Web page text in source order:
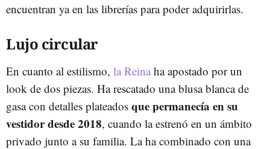
encuentran ya en las librerías para poder adquirirlas.
Lujo circular
En cuanto al estilismo, la Reina ha apostado por un
look de dos piezas. Ha rescatado una blusa blanca de
gasa con detalles plateados que permanecía en su
vestidor desde 2018, cuando la estrenó en un ámbito
privado junto a su familia. La ha combinado con una